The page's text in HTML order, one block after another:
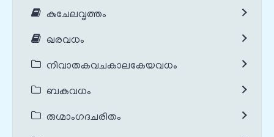
കുചേലവൃത്തം
ഖരവധം
നിവാതകവചകാലകേയവധം
ബകവധം
രുഗ്മാംഗദചരിതം